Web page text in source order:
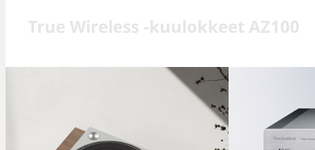
True Wireless -kuulokkeet AZ100